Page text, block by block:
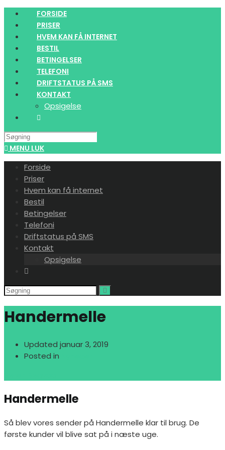
Skip
content
FORSIDE
PRISER
HVEM KAN FÅ INTERNET
BESTIL
BETINGELSER
TELEFONI
DRIFTSTATUS PÅ SMS
KONTAKT
Opsigelse
Search
this
website
MENU LUK
Forside
Priser
Hvem kan få internet
Bestil
Betingelser
Telefoni
Driftstatus på SMS
Kontakt
Opsigelse
Handermelle
Updated januar 3, 2019
Posted in
Handermelle
Så blev vores sender på Handermelle klar til brug. De
første kunder vil blive sat på i næste uge.